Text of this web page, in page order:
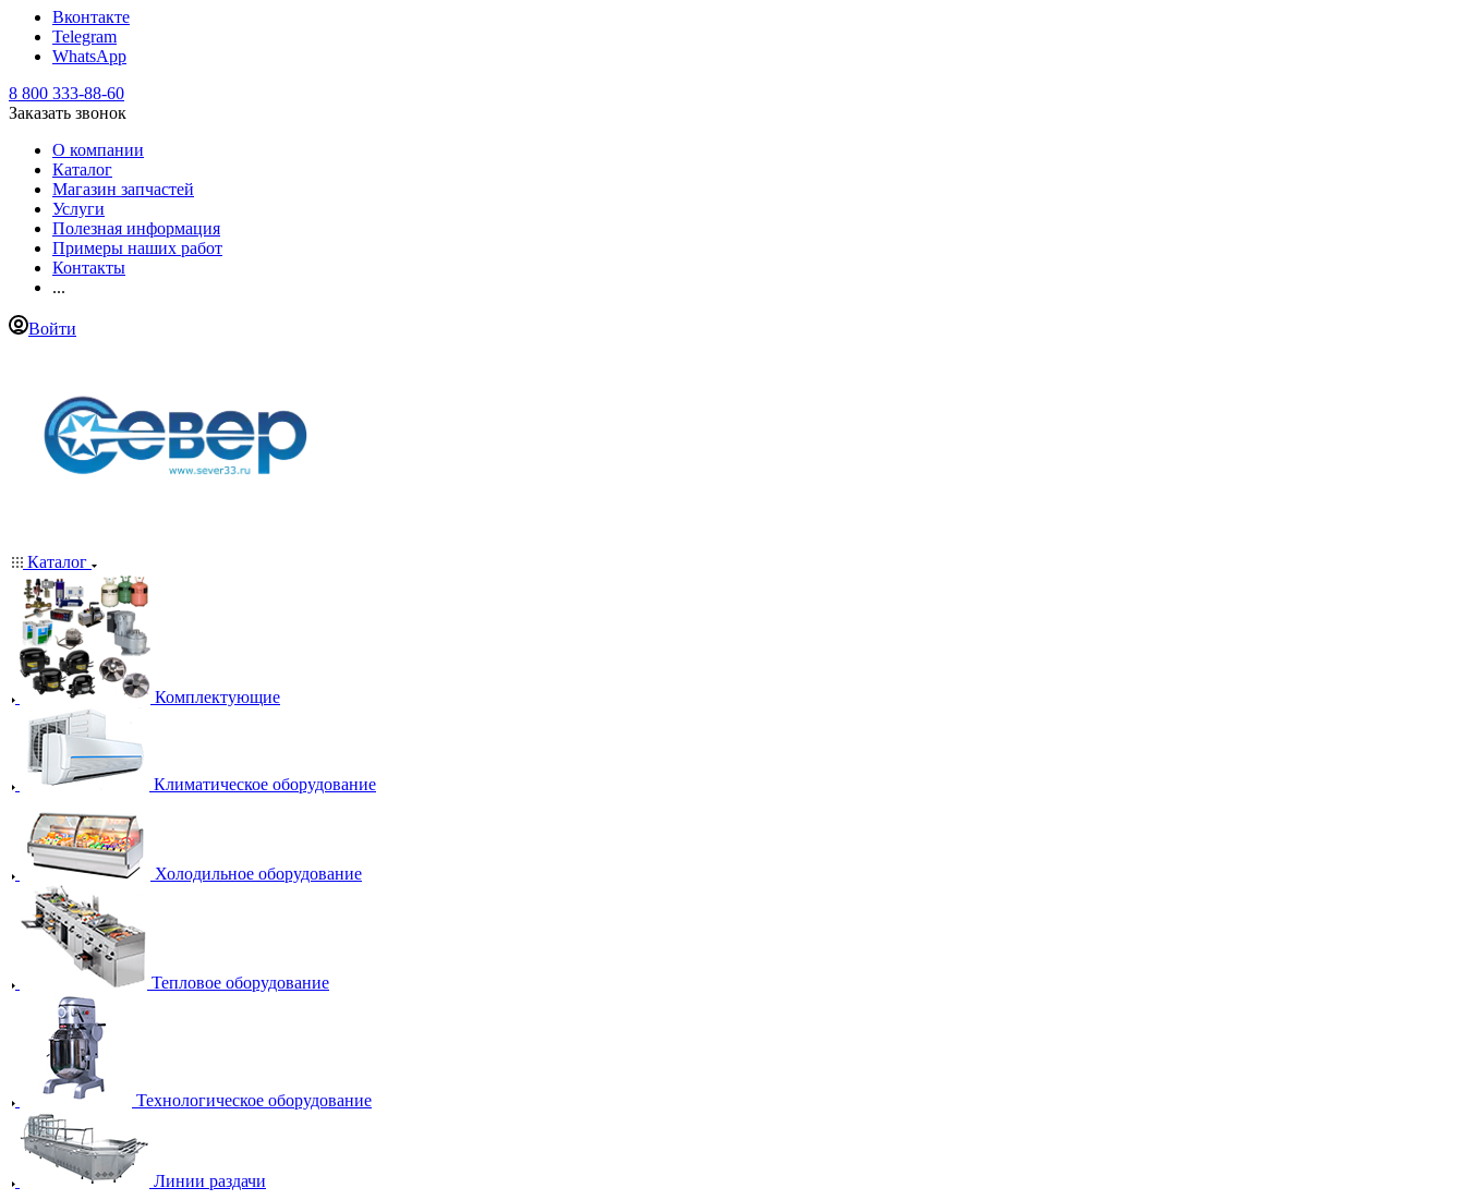
Вконтакте
Telegram
WhatsApp
8 800 333-88-60
Заказать звонок
О компании
Каталог
Магазин запчастей
Услуги
Полезная информация
Примеры наших работ
Контакты
...
Войти
Каталог
Комплектующие
Климатическое оборудование
Холодильное оборудование
Тепловое оборудование
Технологическое оборудование
Линии раздачи